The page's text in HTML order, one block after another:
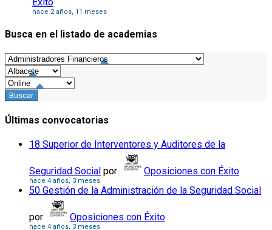
hace 2 años, 11 meses
Busca en el listado de academias
Últimas convocatorias
18 Superior de Interventores y Auditores de la
Seguridad Social por Oposiciones con Éxito
hace 4 años, 3 meses
50 Gestión de la Administración de la Seguridad Social
por Oposiciones con Éxito
hace 4 años, 3 meses